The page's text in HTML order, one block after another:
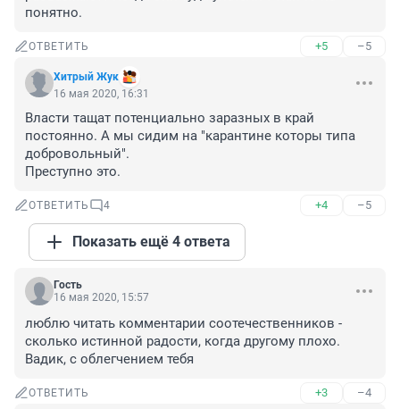
понятно.
ОТВЕТИТЬ +5 –5
Хитрый Жук
16 мая 2020, 16:31
Власти тащат потенциально заразных в край
постоянно. А мы сидим на "карантине которы типа
добровольный".
Преступно это.
ОТВЕТИТЬ 4 +4 –5
Показать ещё 4 ответа
Гость
16 мая 2020, 15:57
люблю читать комментарии соотечественников -
сколько истинной радости, когда другому плохо.
Вадик, с облегчением тебя
ОТВЕТИТЬ +3 –4